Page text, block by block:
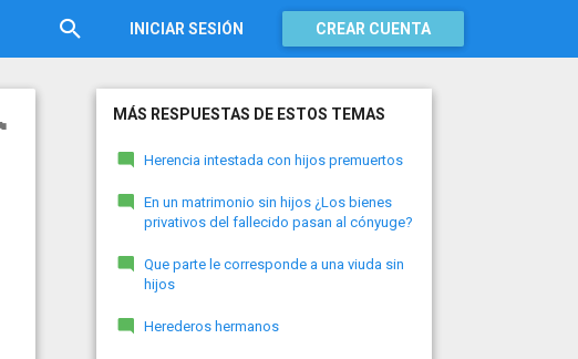
INICIAR SESIÓN CREAR CUENTA
MÁS RESPUESTAS DE ESTOS TEMAS
Herencia intestada con hijos premuertos
En un matrimonio sin hijos ¿Los bienes
privativos del fallecido pasan al cónyuge?
Que parte le corresponde a una viuda sin
hijos
Herederos hermanos